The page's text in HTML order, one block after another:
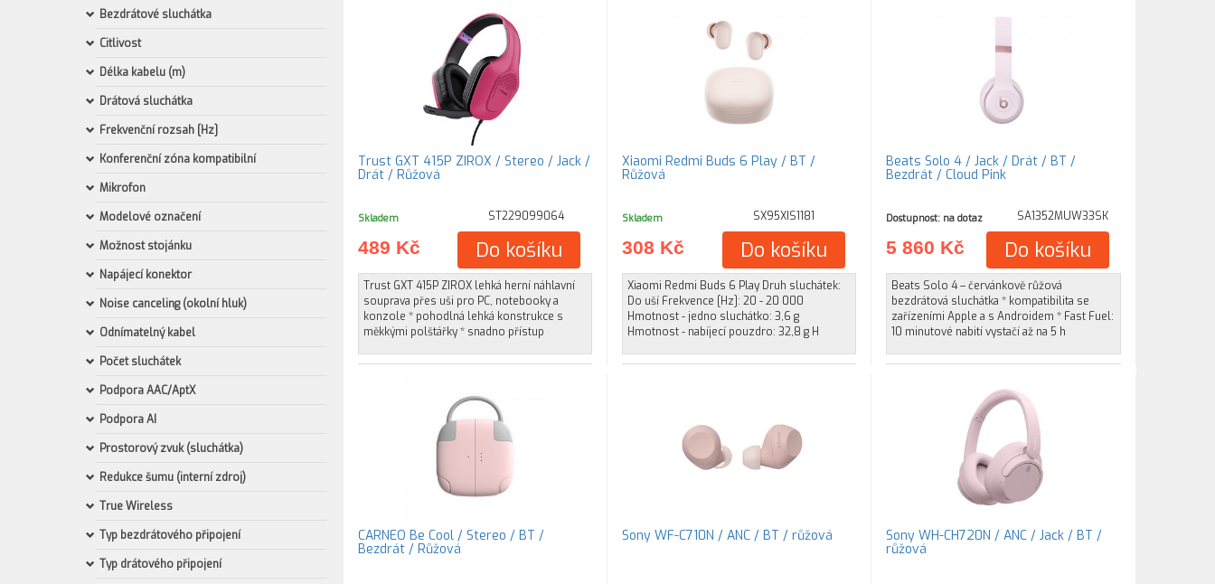
Bezdrátové sluchátka
Citlivost
Délka kabelu (m)
Drátová sluchátka
Frekvenční rozsah [Hz]
Konferenční zóna kompatibilní
Mikrofon
Modelové označení
Možnost stojánku
Napájecí konektor
Noise canceling (okolní hluk)
Odnímatelný kabel
Počet sluchátek
Podpora AAC/AptX
Podpora AI
Prostorový zvuk (sluchátka)
Redukce šumu (interní zdroj)
True Wireless
Typ bezdrátového připojení
Typ drátového připojení
Trust GXT 415P ZIROX / Stereo / Jack /
Drát / Růžová
Skladem ST229099064
489 Kč Do košíku
Trust GXT 415P ZIROX lehká herní náhlavní
souprava přes uši pro PC, notebooky a
konzole * pohodlná lehká konstrukce s
měkkými polštářky * snadno přístup
Xiaomi Redmi Buds 6 Play / BT /
Růžová
Skladem SX95XIS1181
308 Kč Do košíku
Xiaomi Redmi Buds 6 Play Druh sluchátek:
Do uší Frekvence [Hz]: 20 - 20 000
Hmotnost - jedno sluchátko: 3,6 g
Hmotnost - nabíjecí pouzdro: 32,8 g H
Beats Solo 4 / Jack / Drát / BT /
Bezdrát / Cloud Pink
Dostupnost: na dotaz SA1352MUW33SK
5 860 Kč Do košíku
Beats Solo 4 – červánkově růžová
bezdrátová sluchátka * kompatibilita se
zařízeními Apple a s Androidem * Fast Fuel:
10 minutové nabití vystačí až na 5 h
CARNEO Be Cool / Stereo / BT /
Bezdrát / Růžová
Sony WF-C710N / ANC / BT / růžová Sony WH-CH720N / ANC / Jack / BT /
růžová